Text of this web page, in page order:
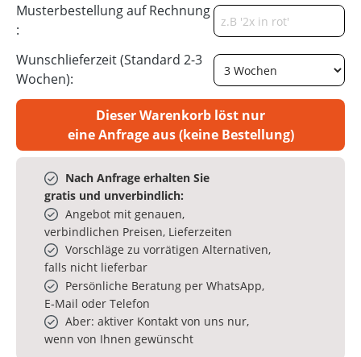
Musterbestellung auf Rechnung
:
Wunschlieferzeit (Standard 2-3
Wochen):
Dieser Warenkorb löst nur
eine Anfrage aus (keine Bestellung)
Nach Anfrage erhalten Sie
gratis und unverbindlich:
Angebot mit genauen,
verbindlichen Preisen, Lieferzeiten
Vorschläge zu vorrätigen Alternativen,
falls nicht lieferbar
Persönliche Beratung per WhatsApp,
E‑Mail oder Telefon
Aber: aktiver Kontakt von uns nur,
wenn von Ihnen gewünscht